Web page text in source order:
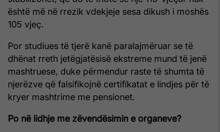
është më në rrezik vdekjeje sesa dikush i moshës
105 vjeç.
Por studiues të tjerë kanë paralajmëruar se të
dhënat rreth jetëgjatësisë ekstreme mund të jenë
mashtruese, duke përmendur raste të shumta të
njerëzve që falsifikojnë certifikatat e lindjes për të
kryer mashtrime me pensionet.
Po në lidhje me zëvendësimin e organeve?